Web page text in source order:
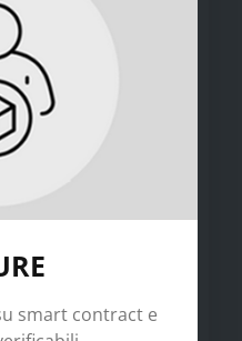
smart contract e